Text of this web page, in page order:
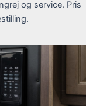
og service. Pris